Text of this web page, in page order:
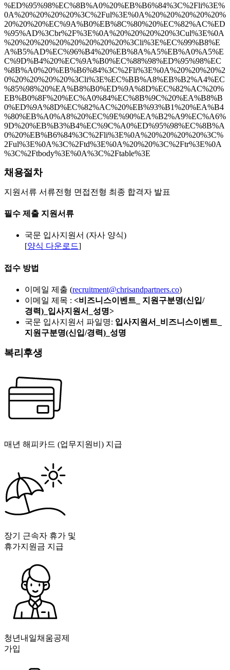
%ED%95%98%EC%8B%A0%20%EB%B6%84%3C%2Fli%3E%
0A%20%20%20%20%3C%2Ful%3E%0A%20%20%20%20%20%
20%20%20%EC%9A%B0%EB%8C%80%20%EC%82%AC%ED
%95%AD%3Cbr%2F%3E%0A%20%20%20%20%3Cul%3E%0A
%20%20%20%20%20%20%20%20%3Cli%3E%EC%99%B8%E
A%B5%AD%EC%96%B4%20%EB%8A%A5%EB%A0%A5%E
C%9D%B4%20%EC%9A%B0%EC%88%98%ED%95%98%EC
%8B%A0%20%EB%B6%84%3C%2Fli%3E%0A%20%20%20%2
0%20%20%20%20%3Cli%3E%EC%BB%A8%EB%B2%A4%EC
%85%98%20%EA%B8%B0%ED%9A%8D%EC%82%AC%20%
EB%B0%8F%20%EC%A0%84%EC%8B%9C%20%EA%B8%B
0%ED%9A%8D%EC%82%AC%20%EB%93%B1%20%EA%B4
%80%EB%A0%A8%20%EC%9E%90%EA%B2%A9%EC%A6%
9D%20%EB%B3%B4%EC%9C%A0%ED%95%98%EC%8B%A
0%20%EB%B6%84%3C%2Fli%3E%0A%20%20%20%20%3C%
2Ful%3E%0A%3C%2Ftd%3E%0A%20%20%3C%2Ftr%3E%0A
%3C%2Ftbody%3E%0A%3C%2Ftable%3E
채용절차
지원서류 서류전형 면접전형 최종 합격자 발표
필수 제출 지원서류
국문 입사지원서 (자사 양식)
[양식 다운로드]
접수 방법
이메일 제출 (recruitment@chrisandpartners.co)
이메일 제목 : <비즈니스이벤트_ 지원구분명(신입/
경력)_입사지원서_성명>
국문 입사지원서 파일명: 입사지원서_비즈니스이벤트_
지원구분명(신입/경력)_성명
복리후생
매년 해피카드 (업무지원비) 지급
장기 근속자 휴가 및
휴가지원금 지급
청년내일채움공제
가입